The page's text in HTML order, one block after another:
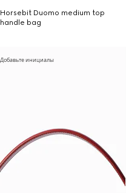
Horsebit Duomo medium top
handle bag
Добавьте инициалы